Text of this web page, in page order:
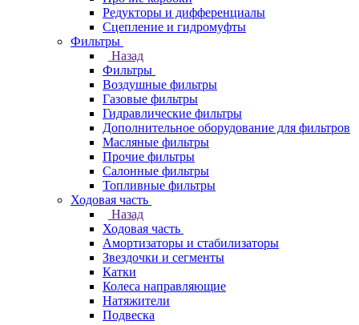
Редукторы и дифференциалы
Сцепление и гидромуфты
Фильтры
Назад
Фильтры
Воздушные фильтры
Газовые фильтры
Гидравлические фильтры
Дополнительное оборудование для фильтров
Масляные фильтры
Прочие фильтры
Салонные фильтры
Топливные фильтры
Ходовая часть
Назад
Ходовая часть
Амортизаторы и стабилизаторы
Звездочки и сегменты
Катки
Колеса направляющие
Натяжители
Подвеска